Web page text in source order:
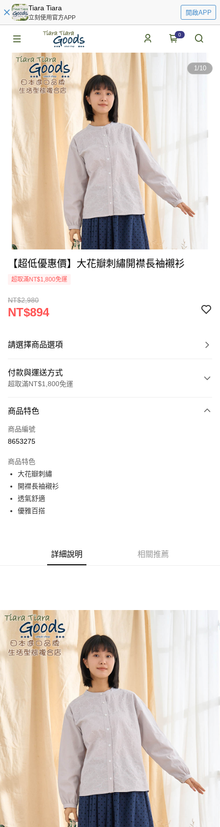
Tiara Tiara
立刻使用官方APP
開啟APP
0
1/10
【超低優惠價】大花瓣刺繡開襟長袖襯衫
超取滿NT$1,800免運
NT$2,980
NT$894
請選擇商品選項
付款與運送方式
超取滿NT$1,800免運
信用卡一次付款
超商取貨付款
街口支付
悠遊付
AFTEE先享後付
１．簡單：不需註冊會員、不需綁卡、不需儲值。
２．便利：只要手機號碼，簡訊認證，即可結帳。
結帳頁面，進行簡訊認證並確認金額後，即可完成結帳。
２．訂單成立數日內，您將收到繳費通知簡訊。
３．收到繳費通知簡訊後14天內，點擊此簡訊中的連結，可透過四大超商／
ATM／網路銀行／等多元方式進行付款，方視為交易完成。
※ 請注意：結帳手續完成當下不需立刻繳費，但若您需要取消訂單，請聯絡
購買商品的店家。未經商家同意取消之訂單仍視為有效，需透過AFTEE先享
※ 交易是否成功請以「AFTEE先享後付 」之結帳頁面顯示為準，若有關於
是否繳費成功／繳費後需取消欲退款等相關疑問，請聯繫「AFTEE先享後付
https://netprotections.freshdesk.com/support/home
１．透過由恩沛科技股份有限公司提供之「AFTEE先享後付」服務完成之交
易，需依本服務之必要範圍內提供個人資料，並將交易相關給付款項請求債
權轉讓予恩沛科技股份有限公司。
２．關於個人資料處理事宜，請瀏覽以下網址：
https://aftee.tw/terms/#terms3
３．未成年的使用者請事先徵得法定代理人或監護人之同意方可使用
「AFTEE先享後付」，若未經同意申辦者引起之損失，本公司不負相關責
４．使用「AFTEE先享後付」時，將依據個別帳號之用戶狀況，依本公司即
時審查核予不同之上限額度；若仍有額度不足之情形，本公司將視審查結果
請求用戶進行身份認證。
５．嚴禁一人註冊多個帳號或使用他人資訊註冊。若發現惡意使用之情形，
恩沛科技股份有限公司將有權停止該用戶之使用額度並採取法律行動。
付款後全家取貨
每筆NT$60，滿NT$1,800(含以上)免運費
7-11取貨付款
每筆NT$60，滿NT$2,000(含以上)免運費
每筆NT$60，滿NT$2,000(含以上)免運費
黑貓宅急便(包裹尺寸60cm以下)
每筆NT$100，滿NT$2,000(含以上)免運費
黑貓宅急便(包裹尺寸90cm以下)
每筆NT$140，滿NT$2,000(含以上)免運費
商品特色
商品編號
8653275
商品特色
大花瓣刺繡
開襟長袖襯衫
透氣舒適
優雅百搭
詳細說明 相關推薦